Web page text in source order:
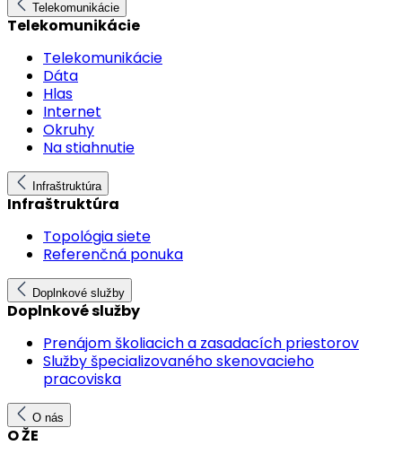
Telekomunikácie
Telekomunikácie
Telekomunikácie
Dáta
Hlas
Internet
Okruhy
Na stiahnutie
Infraštruktúra
Infraštruktúra
Topológia siete
Referenčná ponuka
Doplnkové služby
Doplnkové služby
Prenájom školiacich a zasadacích priestorov
Služby špecializovaného skenovacieho
pracoviska
O nás
O ŽE